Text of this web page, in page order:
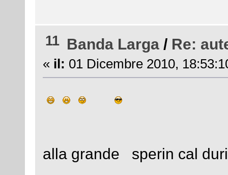
11 Banda Larga / Re:
« il: 01 Dicembre 2010,
alla grande sperin cal